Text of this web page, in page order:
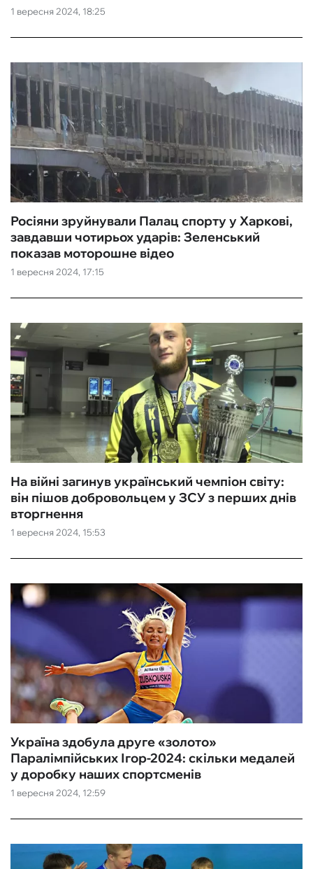
1 вересня 2024, 18:25
1 вересня 2024, 17:15
Росіяни зруйнували Палац спорту у Харкові,
завдавши чотирьох ударів: Зеленський
показав моторошне відео
1 вересня 2024, 15:53
На війні загинув український чемпіон світу:
він пішов добровольцем у ЗСУ з перших днів
вторгнення
1 вересня 2024, 12:59
Україна здобула друге «золото»
Паралімпійських Ігор-2024: скільки медалей
у доробку наших спортсменів